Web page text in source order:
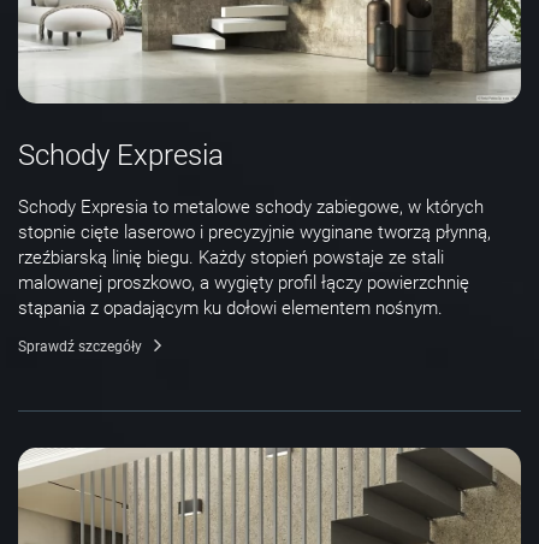
Schody Expresia
Schody Expresia to metalowe schody zabiegowe, w których
stopnie cięte laserowo i precyzyjnie wyginane tworzą płynną,
rzeźbiarską linię biegu. Każdy stopień powstaje ze stali
malowanej proszkowo, a wygięty profil łączy powierzchnię
stąpania z opadającym ku dołowi elementem nośnym.
Sprawdź szczegóły